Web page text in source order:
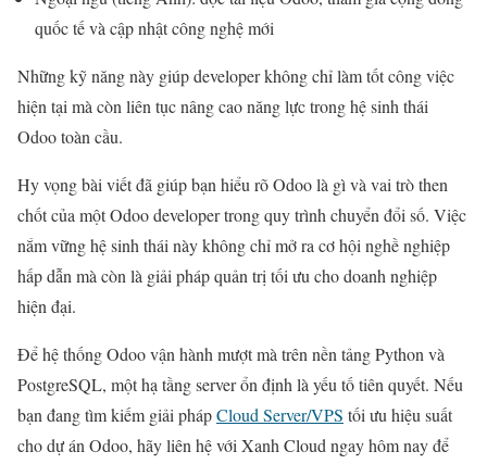
quốc tế và cập nhật công nghệ mới
Những kỹ năng này giúp developer không chỉ làm tốt công việc
hiện tại mà còn liên tục nâng cao năng lực trong hệ sinh thái
Odoo toàn cầu.
Hy vọng bài viết đã giúp bạn hiểu rõ Odoo là gì và vai trò then
chốt của một Odoo developer trong quy trình chuyển đổi số. Việc
nắm vững hệ sinh thái này không chỉ mở ra cơ hội nghề nghiệp
hấp dẫn mà còn là giải pháp quản trị tối ưu cho doanh nghiệp
hiện đại.
Để hệ thống Odoo vận hành mượt mà trên nền tảng Python và
PostgreSQL, một hạ tầng server ổn định là yếu tố tiên quyết. Nếu
bạn đang tìm kiếm giải phápCloud Server/VPS tối ưu hiệu suất
cho dự án Odoo, hãy liên hệ với Xanh Cloud ngay hôm nay để